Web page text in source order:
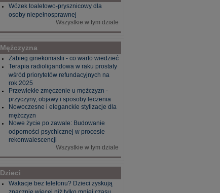
Wózek toaletowo-prysznicowy dla
osoby niepełnosprawnej
Wszystkie w tym dziale
Mężczyzna
Zabieg ginekomastii - co warto wiedzieć
Terapia radioligandowa w raku prostaty
wśród priorytetów refundacyjnych na
rok 2025
Przewlekłe zmęczenie u mężczyzn -
przyczyny, objawy i sposoby leczenia
Nowoczesne i eleganckie stylizacje dla
mężczyzn
Nowe życie po zawale: Budowanie
odporności psychicznej w procesie
rekonwalescencji
Wszystkie w tym dziale
Dzieci
Wakacje bez telefonu? Dzieci zyskują
znacznie więcej niż tylko mniej czasu